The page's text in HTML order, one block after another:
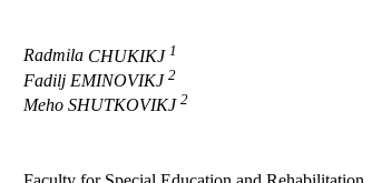
Radmila CHUKIKJ 1
Fadilj EMINOVIKJ 2
Meho SHUTKOVIKJ 2